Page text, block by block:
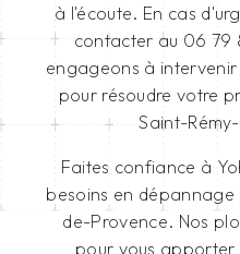
à l'écoute. En cas
contacter au 06 79
engageons à
pour résoudre votre
Saint-
Faites confiance à
besoins en
de-Provence. Nos
pour vous apporter